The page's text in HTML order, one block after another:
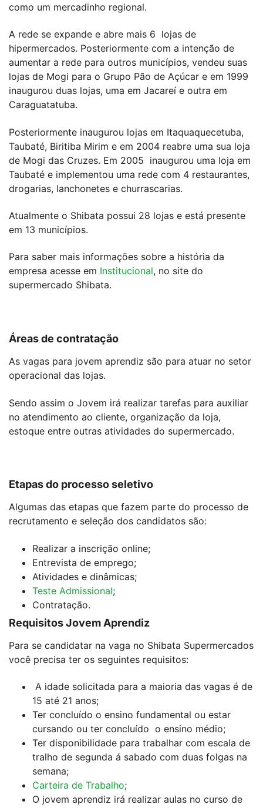
como um mercadinho regional.
A rede se expande e abre mais 6 lojas de
hipermercados. Posteriormente com a intenção de
aumentar a rede para outros municípios, vendeu suas
lojas de Mogi para o Grupo Pão de Açúcar e em 1999
inaugurou duas lojas, uma em Jacareí e outra em
Caraguatatuba.
Posteriormente inaugurou lojas em Itaquaquecetuba,
Taubaté, Biritiba Mirim e em 2004 reabre uma sua loja
de Mogi das Cruzes. Em 2005 inaugurou uma loja em
Taubaté e implementou uma rede com 4 restaurantes,
drogarias, lanchonetes e churrascarias.
Atualmente o Shibata possui 28 lojas e está presente
em 13 municípios.
Para saber mais informações sobre a história da
empresa acesse em Institucional, no site do
supermercado Shibata.
Áreas de contratação
As vagas para jovem aprendiz são para atuar no setor
operacional das lojas.
Sendo assim o Jovem irá realizar tarefas para auxiliar
no atendimento ao cliente, organização da loja,
estoque entre outras atividades do supermercado.
Etapas do processo seletivo
Algumas das etapas que fazem parte do processo de
recrutamento e seleção dos candidatos são:
Realizar a inscrição online;
Entrevista de emprego;
Atividades e dinâmicas;
Teste Admissional;
Contratação.
Requisitos Jovem Aprendiz
Para se candidatar na vaga no Shibata Supermercados
você precisa ter os seguintes requisitos:
A idade solicitada para a maioria das vagas é de
15 até 21 anos;
Ter concluído o ensino fundamental ou estar
cursando ou ter concluído o ensino médio;
Ter disponibilidade para trabalhar com escala de
tralho de segunda á sabado com duas folgas na
semana;
Carteira de Trabalho;
O jovem aprendiz irá realizar aulas no curso de